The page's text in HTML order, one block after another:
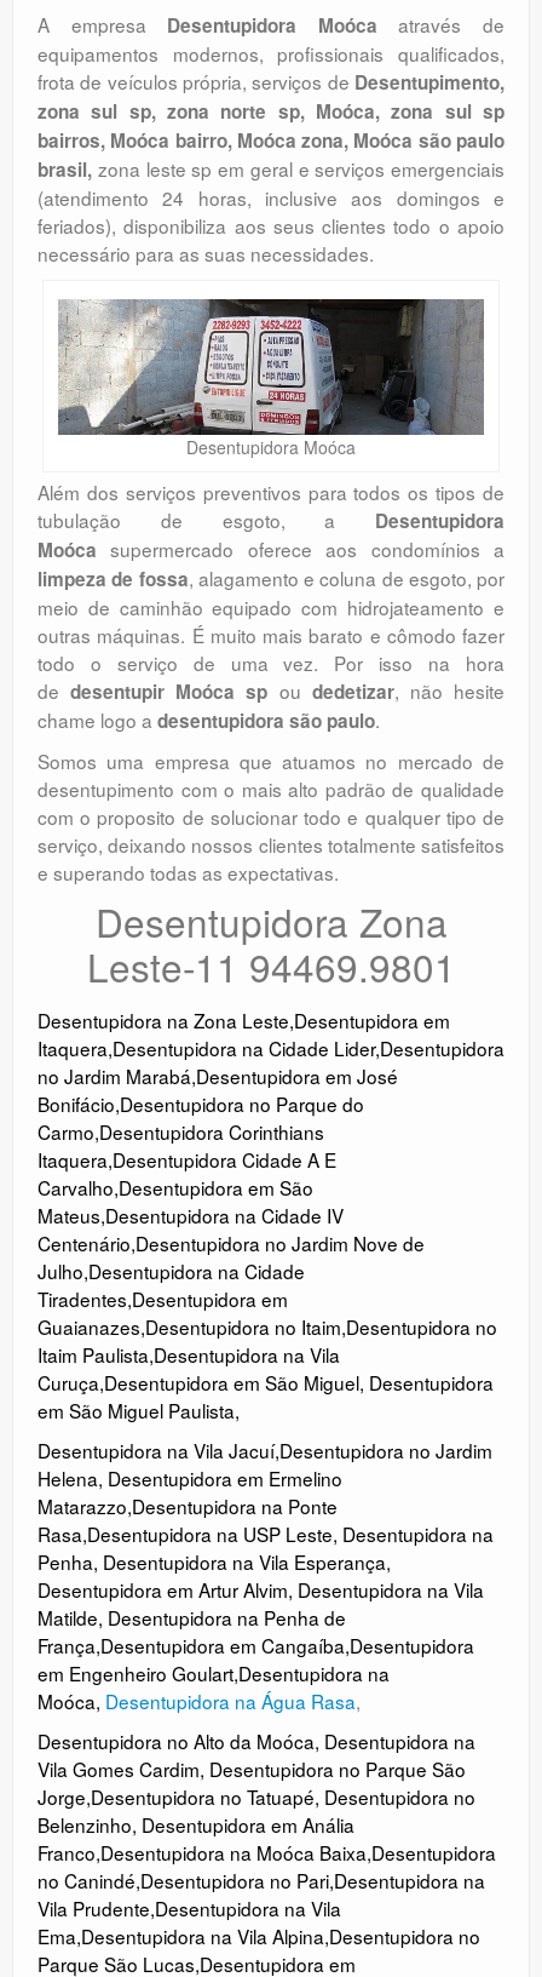
A empresa Desentupidora Moóca através de
equipamentos modernos, profissionais qualificados,
frota de veículos própria, serviços de Desentupimento,
zona sul sp, zona norte sp, Moóca, zona sul sp
bairros, Moóca bairro, Moóca zona, Moóca são paulo
brasil, zona leste sp em geral e serviços emergenciais
(atendimento 24 horas, inclusive aos domingos e
feriados), disponibiliza aos seus clientes todo o apoio
necessário para as suas necessidades.
Desentupidora Moóca
Além dos serviços preventivos para todos os tipos de
tubulação de esgoto, a Desentupidora
Moóca supermercado oferece aos condomínios a
limpeza de fossa, alagamento e coluna de esgoto, por
meio de caminhão equipado com hidrojateamento e
outras máquinas. É muito mais barato e cômodo fazer
todo o serviço de uma vez. Por isso na hora
dedesentupir Moóca sp ou dedetizar, não hesite
chame logo a desentupidora são paulo.
Somos uma empresa que atuamos no mercado de
desentupimento com o mais alto padrão de qualidade
com o proposito de solucionar todo e qualquer tipo de
serviço, deixando nossos clientes totalmente satisfeitos
e superando todas as expectativas.
Desentupidora Zona
Leste-11 94469.9801
Desentupidora na Zona Leste,Desentupidora em
Itaquera,Desentupidora na Cidade Lider,Desentupidora
no Jardim Marabá,Desentupidora em José
Bonifácio,Desentupidora no Parque do
Carmo,Desentupidora Corinthians
Itaquera,Desentupidora Cidade A E
Carvalho,Desentupidora em São
Mateus,Desentupidora na Cidade IV
Centenário,Desentupidora no Jardim Nove de
Julho,Desentupidora na Cidade
Tiradentes,Desentupidora em
Guaianazes,Desentupidora no Itaim,Desentupidora no
Itaim Paulista,Desentupidora na Vila
Curuça,Desentupidora em São Miguel, Desentupidora
em São Miguel Paulista,
Desentupidora na Vila Jacuí,Desentupidora no Jardim
Helena, Desentupidora em Ermelino
Matarazzo,Desentupidora na Ponte
Rasa,Desentupidora na USP Leste, Desentupidora na
Penha, Desentupidora na Vila Esperança,
Desentupidora em Artur Alvim, Desentupidora na Vila
Matilde, Desentupidora na Penha de
França,Desentupidora em Cangaíba,Desentupidora
em Engenheiro Goulart,Desentupidora na
Moóca, Desentupidora na Água Rasa,
Desentupidora no Alto da Moóca, Desentupidora na
Vila Gomes Cardim, Desentupidora no Parque São
Jorge,Desentupidora no Tatuapé, Desentupidora no
Belenzinho, Desentupidora em Anália
Franco,Desentupidora na Moóca Baixa,Desentupidora
no Canindé,Desentupidora no Pari,Desentupidora na
Vila Prudente,Desentupidora na Vila
Ema,Desentupidora na Vila Alpina,Desentupidora no
Parque São Lucas,Desentupidora em